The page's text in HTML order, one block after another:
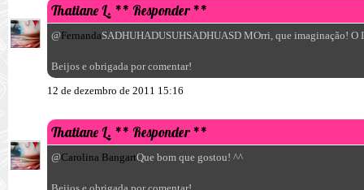
Thatiane L. ** Responder **
@FernandaSADHUHADUSUHSADHUASD MOrri, que imaginação! O
Beijos e obrigada por comentar!
12 de dezembro de 2011 15:16
Thatiane L. ** Responder **
@Carolina BangartQue bom que gostou! ^^